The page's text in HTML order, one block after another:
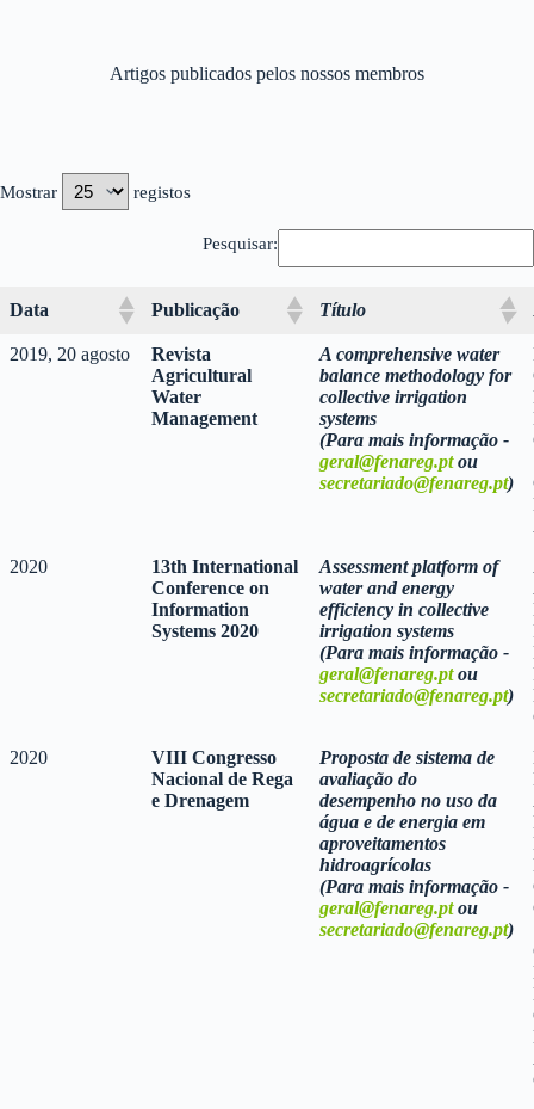
Artigos publicados pelos nossos membros
Mostrar registos
Pesquisar:
Data Publicação Título
2019, 20 agosto
Revista
Agricultural
Water
Management
A comprehensive water
balance methodology for
collective irrigation
systems
(Para mais informação -
geral@fenareg.ptou
secretariado@fenareg.pt)
2020
13th International
Conference on
Information
Systems 2020
Assessment platform of
water and energy
efficiency in collective
irrigation systems
(Para mais informação -
geral@fenareg.ptou
secretariado@fenareg.pt)
2020
VIII Congresso
Nacional de Rega
e Drenagem
Proposta de sistema de
avaliação do
desempenho no uso da
água e de energia em
aproveitamentos
hidroagrícolas
(Para mais informação -
geral@fenareg.ptou
secretariado@fenareg.pt)